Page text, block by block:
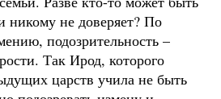
никому не доверяет? По
подозрительность –
Так Ирод, которого
царств учила не быть